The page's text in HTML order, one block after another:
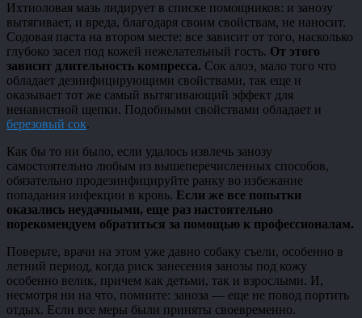
Ихтиоловая мазь лидирует в списке помощников: и занозу
вытягивает, и вреда, благодаря своим свойствам, не наносит.
Содовая паста на втором месте: все зависит от того, насколько
глубоко засел под кожей нежелательный гость. От этого
зависит длительность компресса. Сок алоэ, мало того что
обладает дезинфицирующими свойствами, так еще и
оказывает тот же самый вытягивающий эффект для
ненавистной щепки. Подобными свойствами обладает и
березовый сок.
Как бы то ни было, если удалось извлечь занозу
самостоятельно любым из вышеперечисленных способов,
обязательно продезинфицируйте ранку во избежание
попадания инфекции в кровь. Если же все попытки
оказались неудачными, еще раз настоятельно
порекомендуем обратиться за помощью к профессионалам.
Поверьте, врачи на этом уже давно собаку съели, особенно в
летний период, когда риск занесения занозы под кожу
особенно велик, причем как детьми, так и взрослыми. И,
несмотря ни на что, помните: заноза — еще не повод портить
отдых. Если все меры были приняты своевременно.